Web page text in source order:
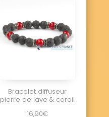
Bracelet diffuseur
pierre de lave & corail
16,90€